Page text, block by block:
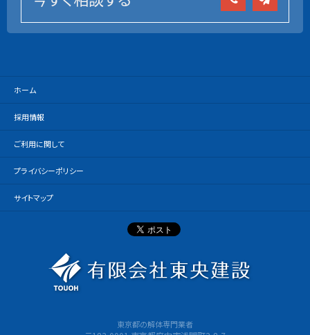
ホーム
採用情報
ご利用に関して
プライバシーポリシー
サイトマップ
東京都の解体専門業者